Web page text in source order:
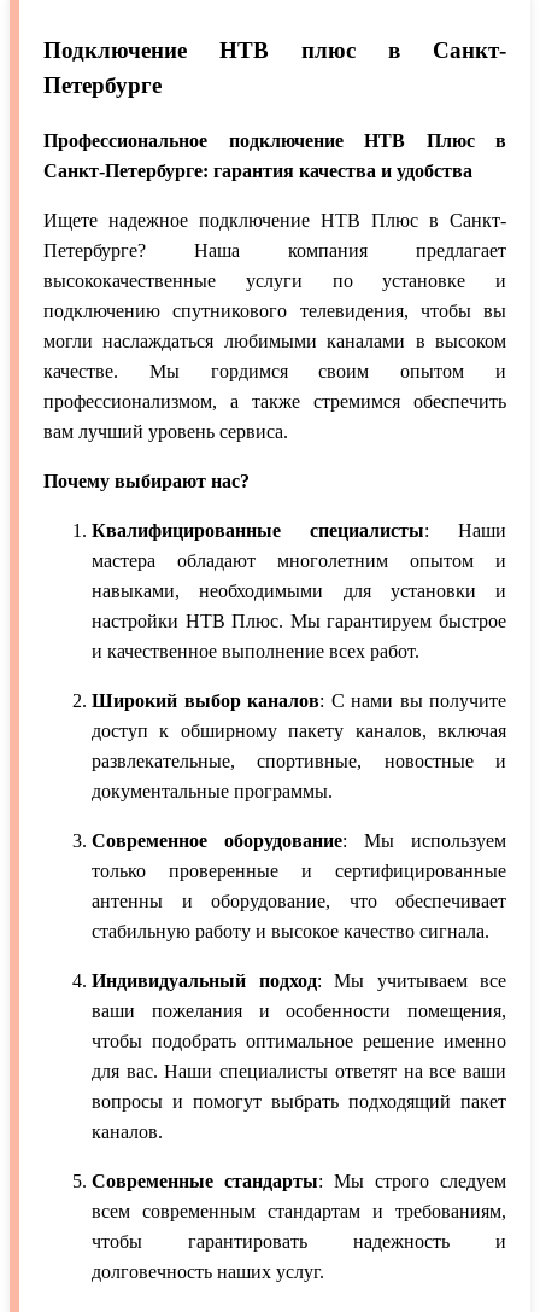
Подключение НТВ плюс в Санкт-
Петербурге
Профессиональное подключение НТВ Плюс в
Санкт-Петербурге: гарантия качества и удобства
Ищете надежное подключение НТВ Плюс в Санкт-
Петербурге? Наша компания предлагает
высококачественные услуги по установке и
подключению спутникового телевидения, чтобы вы
могли наслаждаться любимыми каналами в высоком
качестве. Мы гордимся своим опытом и
профессионализмом, а также стремимся обеспечить
вам лучший уровень сервиса.
Почему выбирают нас?
Квалифицированные специалисты: Наши
мастера обладают многолетним опытом и
навыками, необходимыми для установки и
настройки НТВ Плюс. Мы гарантируем быстрое
и качественное выполнение всех работ.
Широкий выбор каналов: С нами вы получите
доступ к обширному пакету каналов, включая
развлекательные, спортивные, новостные и
документальные программы.
Современное оборудование: Мы используем
только проверенные и сертифицированные
антенны и оборудование, что обеспечивает
стабильную работу и высокое качество сигнала.
Индивидуальный подход: Мы учитываем все
ваши пожелания и особенности помещения,
чтобы подобрать оптимальное решение именно
для вас. Наши специалисты ответят на все ваши
вопросы и помогут выбрать подходящий пакет
каналов.
Современные стандарты: Мы строго следуем
всем современным стандартам и требованиям,
чтобы гарантировать надежность и
долговечность наших услуг.